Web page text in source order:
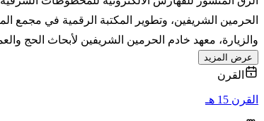
والزيارة، معهد خادم الحرمين الشريفين لأبحاث الحج والعمرة، 1438هـ/2017م، المدينة المنورة، بحث إستراتيجية المكتبة الرقمية في المسجد النبوي في إطار رؤية
عرض المزيد
القرن
القرن 15 هـ